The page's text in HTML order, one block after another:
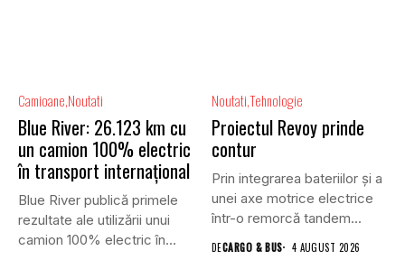
Camioane Noutati
Blue River: 26.123 km cu
un camion 100% electric
în transport internațional
Blue River publică primele
rezultate ale utilizării unui
camion 100% electric în...
NoutatiTehnologie
Proiectul Revoy prinde
contur
Prin integrarea bateriilor și a
unei axe motrice electrice
într-o remorcă tandem...
DECARGO & BUS 4 AUGUST 2026